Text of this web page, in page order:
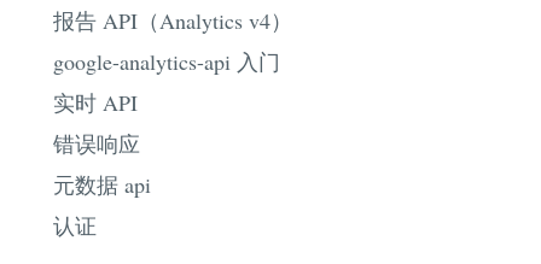
报告 API（Analytics v4）
google-analytics-api 入门
实时 API
错误响应
元数据 api
认证